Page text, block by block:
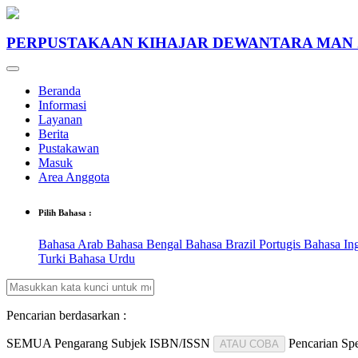
PERPUSTAKAAN KIHAJAR DEWANTARA
Beranda
Informasi
Layanan
Berita
Pustakawan
Masuk
Area Anggota
Pilih Bahasa :
Bahasa Arab Bahasa Bengal Bahasa Brazil Portugis Bahasa
Turki Bahasa Urdu
Pencarian berdasarkan :
SEMUA Pengarang Subjek ISBN/ISSN ATAU COBA Pencarian